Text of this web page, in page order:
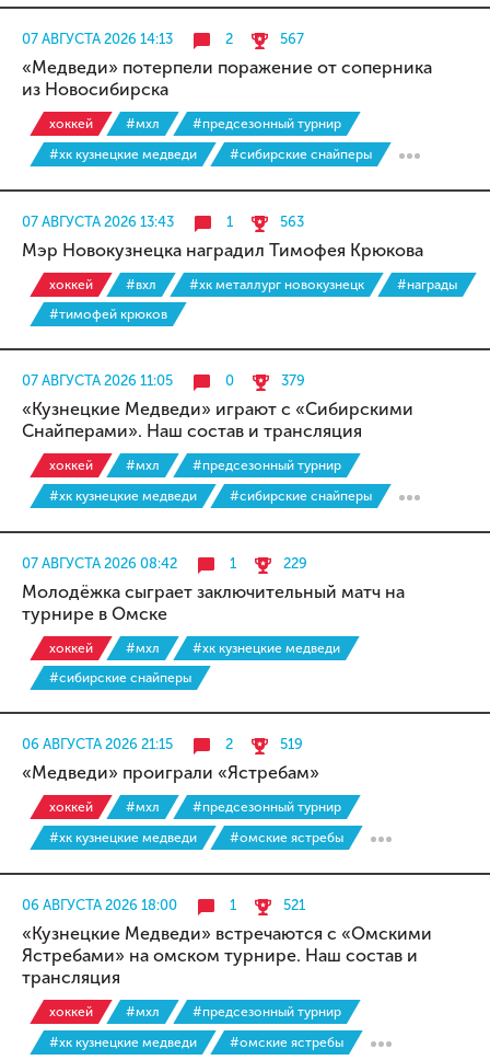
07 АВГУСТА 2026 14:13 2 567
«Медведи» потерпели поражение от соперника
из Новосибирска
хоккей #мхл
#предсезонный турнир
#хк кузнецкие медведи
#сибирские снайперы
07 АВГУСТА 2026 13:43 1 563
Мэр Новокузнецка наградил Тимофея Крюкова
хоккей #вхл #хк металлург новокузнецк
#награды
#тимофей крюков
07 АВГУСТА 2026 11:05 0 379
«Кузнецкие Медведи» играют с «Сибирскими
Снайперами». Наш состав и трансляция
хоккей #мхл
#предсезонный турнир
#хк кузнецкие медведи
#сибирские снайперы
07 АВГУСТА 2026 08:42 1 229
Молодёжка сыграет заключительный матч на
турнире в Омске
хоккей #мхл
#хк кузнецкие медведи
#сибирские снайперы
06 АВГУСТА 2026 21:15 2 519
«Медведи» проиграли «Ястребам»
хоккей #мхл
#предсезонный турнир
#хк кузнецкие медведи
#омские ястребы
06 АВГУСТА 2026 18:00 1 521
«Кузнецкие Медведи» встречаются с «Омскими
Ястребами» на омском турнире. Наш состав и
трансляция
хоккей #мхл
#предсезонный турнир
#хк кузнецкие медведи
#омские ястребы